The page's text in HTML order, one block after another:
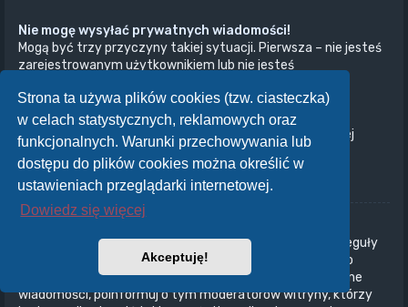
Strona ta używa plików cookies (tzw. ciasteczka)
w celach statystycznych, reklamowych oraz
funkcjonalnych. Warunki przechowywania lub
dostępu do plików cookies można określić w
ustawieniach przeglądarki internetowej.
Dowiedz się więcej
Akceptuję!
Nie mogę wysyłać prywatnych wiadomości!
Mogą być trzy przyczyny takiej sytuacji. Pierwsza – nie jesteś
zarejestrowanym użytkownikiem lub nie jesteś
wyłączył przesyłanie prywatnych wiadomości na całej
witrynie. Trzecia – administrator witryny uniemożliwił ci
przesyłanie prywatnych wiadomości. Aby uzyskać więcej
informacji, skontaktuj się z administratorem witryny.
Na górę
W panelu użytkownika możesz, określając odpowiednie reguły
ustawić automatyczne usuwanie wiadomości od danego
nadawcy. Jeżeli otrzymujesz od kogoś obraźliwe prywatne
wiadomości, poinformuj o tym moderatorów witryny, którzy